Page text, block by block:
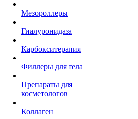
Мезороллеры
Гиалуронидаза
Карбокситерапия
Филлеры для тела
Препараты для
косметологов
Коллаген